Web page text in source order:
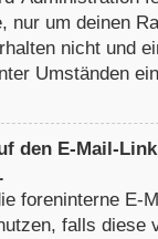
nur um deinen
nicht und
Umständen
den E-Mail-
foreninterne E-
falls diese